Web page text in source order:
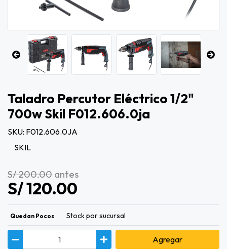
Taladro Percutor Eléctrico 1/2"
700w Skil F012.606.0ja
SKU: F012.606.0JA
SKIL
S/ 200.00 antes
S/ 120.00
Quedan Pocos Stock por sucursal
Agregar